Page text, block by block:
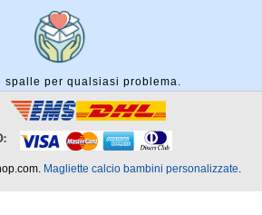
spalle per qualsiasi problema.
Magliette calcio bambini personalizzate.